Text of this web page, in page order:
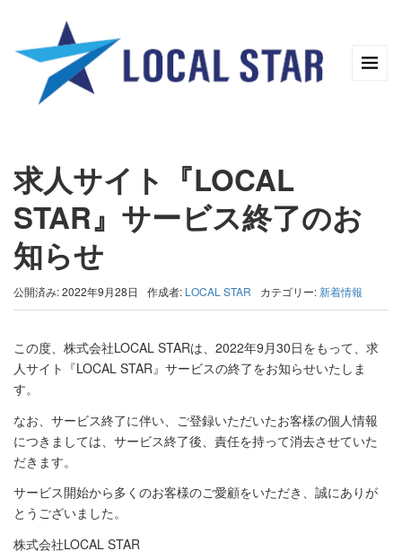
求人サイト『LOCAL
STAR』サービス終了のお
知らせ
公開済み: 2022年9月28日 作成者: LOCAL STAR カテゴリー:新着情報
この度、株式会社LOCAL STARは、2022年9月30日をもって、求
人サイト『LOCAL STAR』サービスの終了をお知らせいたしま
す。
なお、サービス終了に伴い、ご登録いただいたお客様の個人情報
につきましては、サービス終了後、責任を持って消去させていた
だきます。
サービス開始から多くのお客様のご愛顧をいただき、誠にありが
とうございました。
株式会社LOCAL STAR